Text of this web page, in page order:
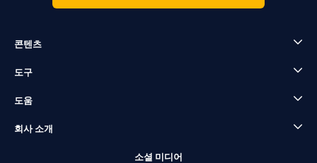
콘텐츠
도구
도움
회사 소개
소셜 미디어